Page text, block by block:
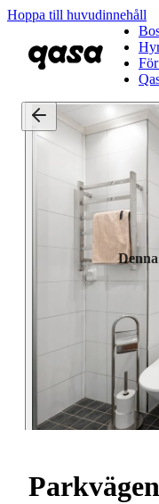
Hoppa till huvudinnehåll